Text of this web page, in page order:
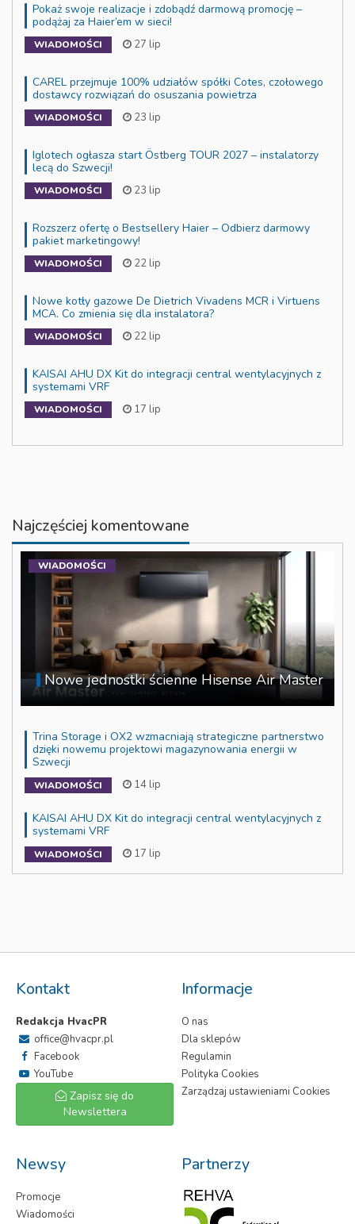
Pokaż swoje realizacje i zdobądź darmową promocję –
podążaj za Haier’em w sieci!
WIADOMOŚCI 27 lip
CAREL przejmuje 100% udziałów spółki Cotes, czołowego
dostawcy rozwiązań do osuszania powietrza
WIADOMOŚCI 23 lip
Iglotech ogłasza start Östberg TOUR 2027 – instalatorzy
lecą do Szwecji!
WIADOMOŚCI 23 lip
Rozszerz ofertę o Bestsellery Haier – Odbierz darmowy
pakiet marketingowy!
WIADOMOŚCI 22 lip
Nowe kotły gazowe De Dietrich Vivadens MCR i Virtuens
MCA. Co zmienia się dla instalatora?
WIADOMOŚCI 22 lip
KAISAI AHU DX Kit do integracji central wentylacyjnych z
systemami VRF
WIADOMOŚCI 17 lip
Najczęściej komentowane
Nowe jednostki ścienne Hisense Air Master
WIADOMOŚCI
Trina Storage i OX2 wzmacniają strategiczne partnerstwo
dzięki nowemu projektowi magazynowania energii w
Szwecji
WIADOMOŚCI 14 lip
KAISAI AHU DX Kit do integracji central wentylacyjnych z
systemami VRF
WIADOMOŚCI 17 lip
Kontakt
Redakcja HvacPR
office@hvacpr.pl
Facebook
YouTube
Zapisz się do
Newslettera
Informacje
O nas
Dla sklepów
Regulamin
Polityka Cookies
Zarządzaj ustawieniami Cookies
Newsy
Promocje
Wiadomości
Partnerzy